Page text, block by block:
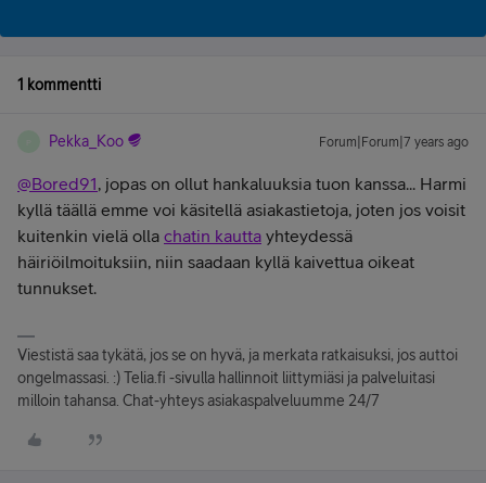
1 kommentti
Pekka_Koo Forum|Forum|7 years ago
@Bored91, jopas on ollut hankaluuksia tuon kanssa... Harmi
kyllä täällä emme voi käsitellä asiakastietoja, joten jos voisit
kuitenkin vielä olla chatin kautta yhteydessä
häiriöilmoituksiin, niin saadaan kyllä kaivettua oikeat
tunnukset.
Viestistä saa tykätä, jos se on hyvä, ja merkata ratkaisuksi, jos auttoi
ongelmassasi. :) Telia.fi -sivulla hallinnoit liittymiäsi ja palveluitasi
milloin tahansa. Chat-yhteys asiakaspalveluumme 24/7